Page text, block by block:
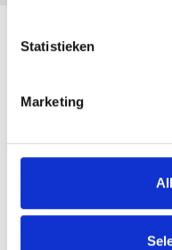
Statistieken
Marketing
Weinsberg
Indeling